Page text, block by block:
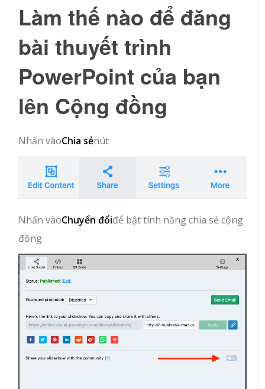
Làm thế nào để đăng
bài thuyết trình
PowerPoint của bạn
lên Cộng đồng
Nhấn vàoChia sẻnút
Nhấn vàoChuyển đổiđể bật tính năng chia sẻ cộng
đồng.